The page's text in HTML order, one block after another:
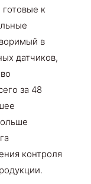
к
в
датчиков,
за 48
контроля